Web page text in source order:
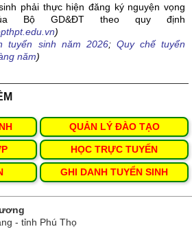
phải thực hiện đăng ký nguyện vọng
Bộ GD&ĐT theo quy định
)
tuyển sinh năm 2026; Quy chế tuyển
năm)
QUẢN LÝ ĐÀO TẠO
HỌC TRỰC TUYẾN
GHI DANH TUYỂN SINH
- tỉnh Phú Thọ